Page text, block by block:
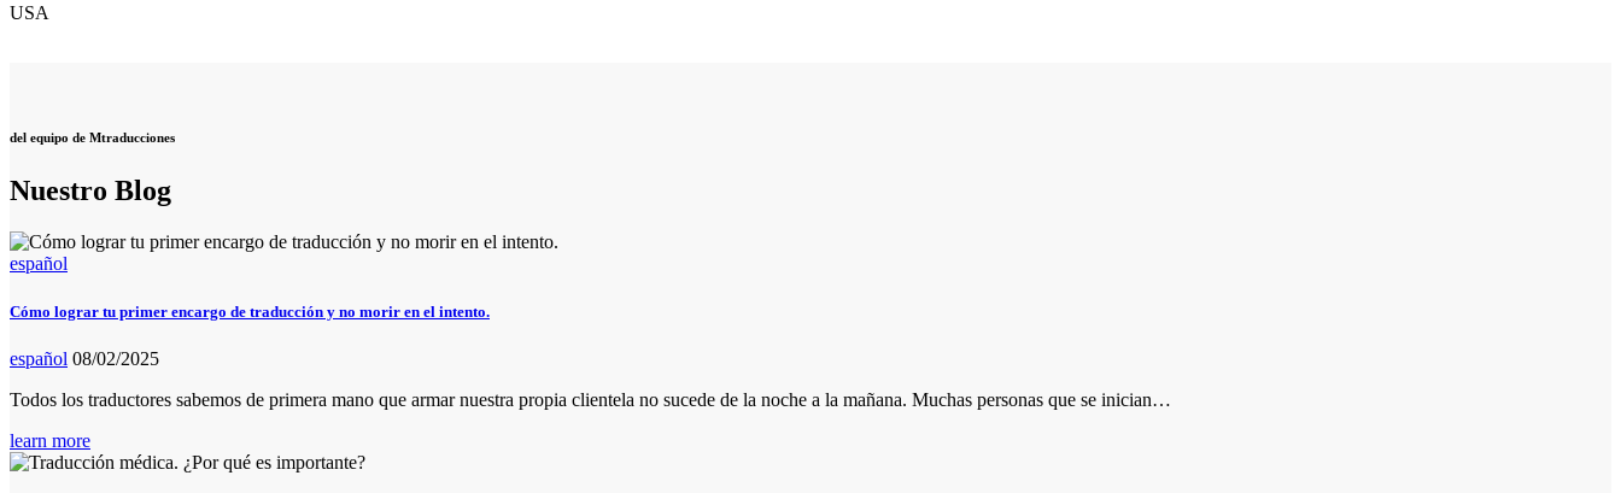
USA
del equipo de Mtraducciones
Nuestro Blog
español
Cómo lograr tu primer encargo de traducción y no morir en el intento.
español 08/02/2025
Todos los traductores sabemos de primera mano que armar nuestra propia clientela no sucede de la noche a la mañana. Muchas personas que se inician…
learn more